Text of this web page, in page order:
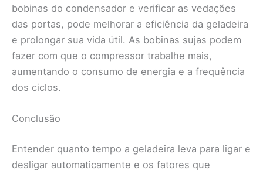
bobinas do condensador e verificar as vedações
das portas, pode melhorar a eficiência da geladeira
e prolongar sua vida útil. As bobinas sujas podem
fazer com que o compressor trabalhe mais,
aumentando o consumo de energia e a frequência
dos ciclos.
Conclusão
Entender quanto tempo a geladeira leva para ligar e
desligar automaticamente e os fatores que